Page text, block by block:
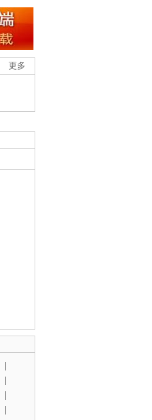
更多